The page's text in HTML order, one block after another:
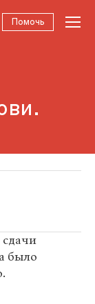
Помочь
сдачи
было